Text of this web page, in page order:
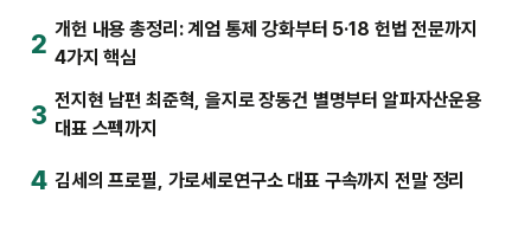
2 개헌 내용 총정리: 계엄 통제 강화부터 5·18 헌법 전문까지
4가지 핵심
3 전지현 남편 최준혁, 을지로 장동건 별명부터 알파자산운용
대표 스펙까지
4 김세의 프로필, 가로세로연구소 대표 구속까지 전말 정리